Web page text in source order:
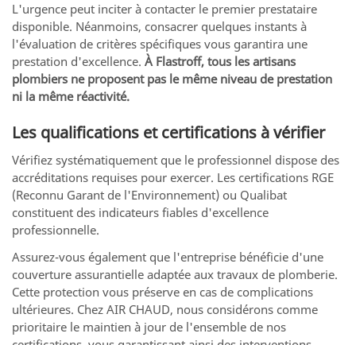
L'urgence peut inciter à contacter le premier prestataire
disponible. Néanmoins, consacrer quelques instants à
l'évaluation de critères spécifiques vous garantira une
prestation d'excellence. À Flastroff, tous les artisans
plombiers ne proposent pas le même niveau de prestation
ni la même réactivité.
Les qualifications et certifications à vérifier
Vérifiez systématiquement que le professionnel dispose des
accréditations requises pour exercer. Les certifications RGE
(Reconnu Garant de l'Environnement) ou Qualibat
constituent des indicateurs fiables d'excellence
professionnelle.
Assurez-vous également que l'entreprise bénéficie d'une
couverture assurantielle adaptée aux travaux de plomberie.
Cette protection vous préserve en cas de complications
ultérieures. Chez AIR CHAUD, nous considérons comme
prioritaire le maintien à jour de l'ensemble de nos